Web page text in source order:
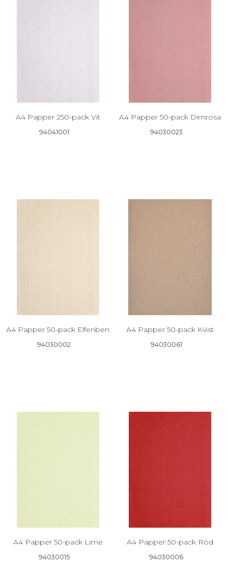
A4 Papper 250-pack Vit
94041001
A4 Papper 50-pack Dimrosa
94030023
A4 Papper 50-pack Elfenben
94030002
A4 Papper 50-pack Kvist
94030061
A4 Papper 50-pack Lime
94030015
A4 Papper 50-pack Röd
94030006